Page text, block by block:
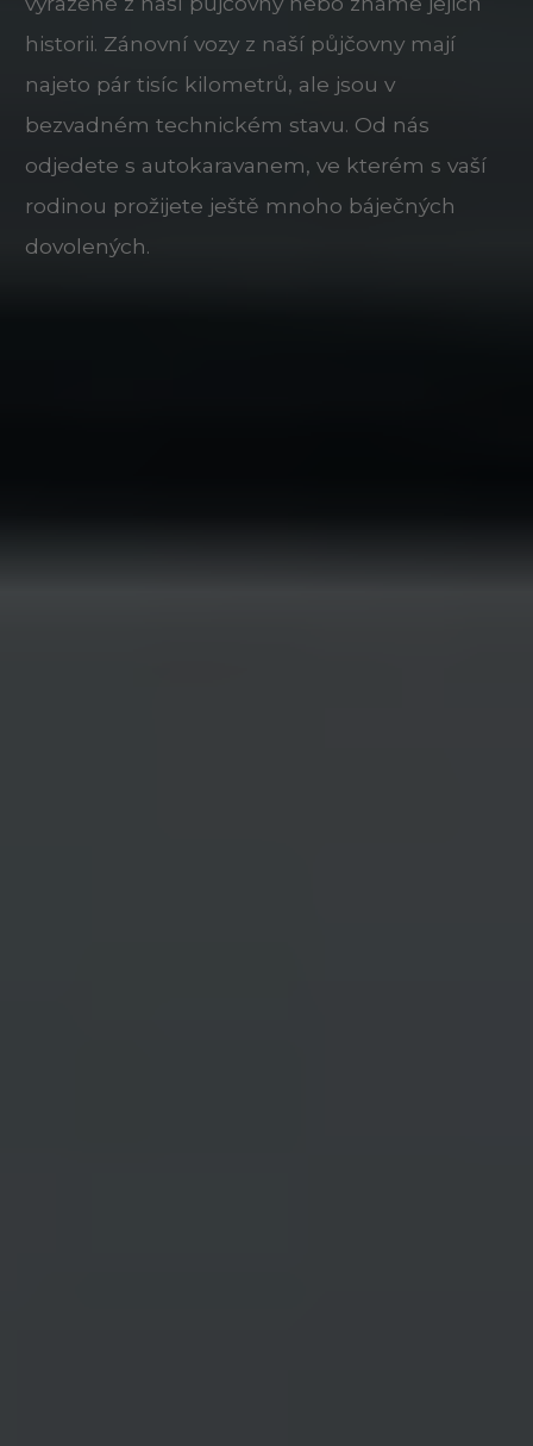
historii. Zánovní vozy z naší půjčovny mají
najeto pár tisíc kilometrů, ale jsou v
bezvadném technickém stavu. Od nás
odjedete s autokaravanem, ve kterém s vaší
rodinou prožijete ještě mnoho báječných
dovolených.